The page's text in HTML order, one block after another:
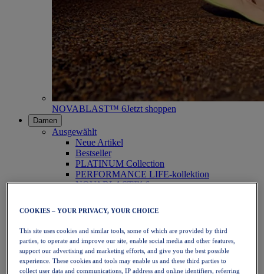
NOVABLAST™ 6Jetzt shoppen
Damen
Ausgewählt
Neue Artikel
Bestseller
PLATINUM Collection
PERFORMANCE LIFE-kollektion
NOVABLAST™ 6
Laufen
Trailrunning
Tennis
Volleyball
Handball
Padel
Korbball
COOKIES – YOUR PRIVACY, YOUR CHOICE
This site uses cookies and similar tools, some of which are provided by third
parties, to operate and improve our site, enable social media and other features,
support our advertising and marketing efforts, and give you the best possible
experience. These cookies and tools may enable us and these third parties to
collect user data and communications, IP address and online identifiers, referring